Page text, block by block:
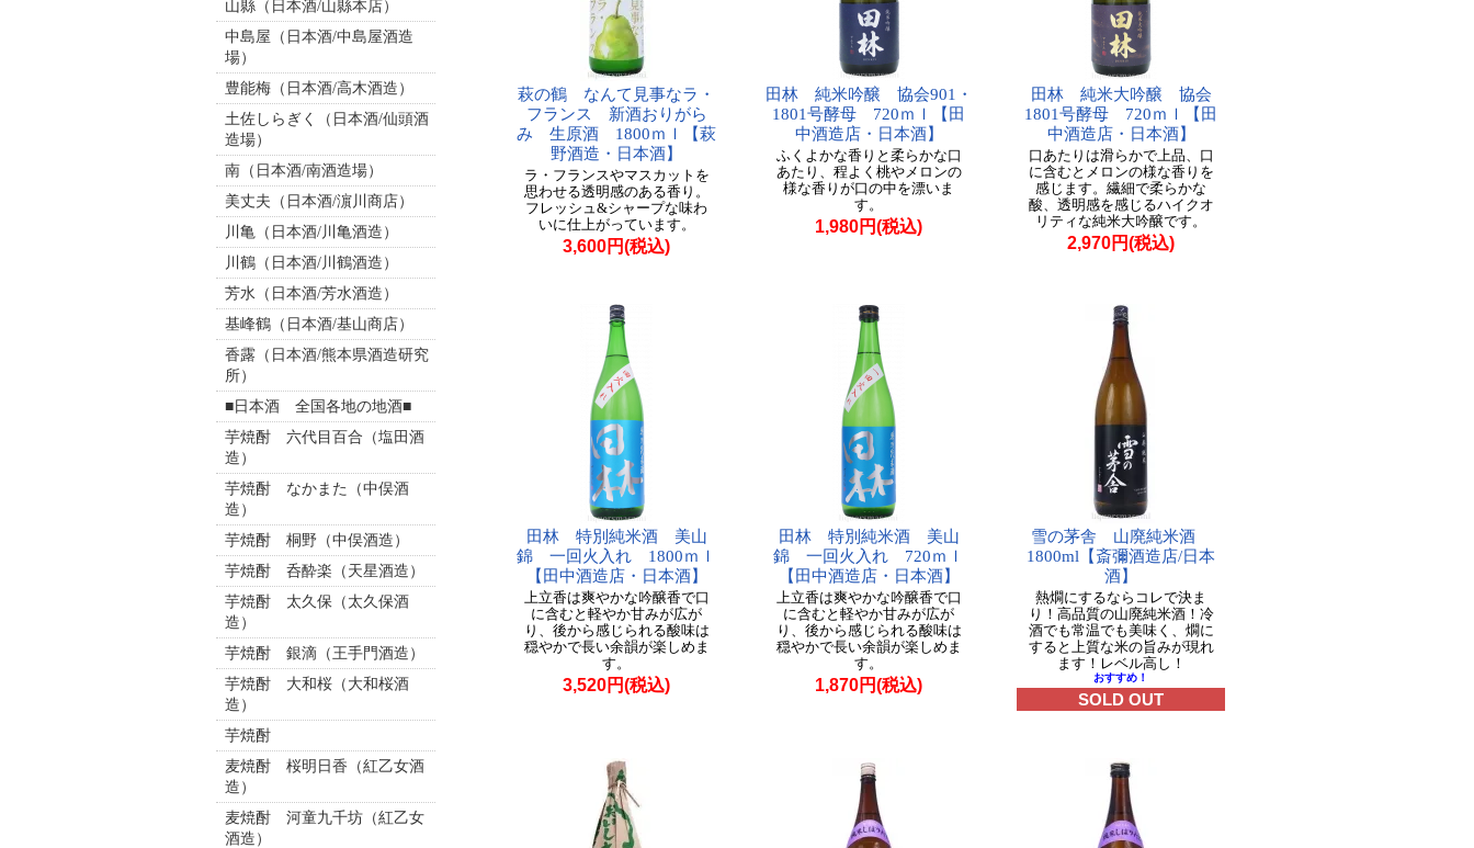
山縣（日本酒/山縣本店）
中島屋（日本酒/中島屋酒造
場）
豊能梅（日本酒/高木酒造）
土佐しらぎく（日本酒/仙頭酒
造場）
南（日本酒/南酒造場）
美丈夫（日本酒/濵川商店）
川亀（日本酒/川亀酒造）
川鶴（日本酒/川鶴酒造）
芳水（日本酒/芳水酒造）
基峰鶴（日本酒/基山商店）
香露（日本酒/熊本県酒造研究
所）
■日本酒 全国各地の地酒■
芋焼酎 六代目百合（塩田酒
造）
芋焼酎 なかまた（中俣酒
造）
芋焼酎 桐野（中俣酒造）
芋焼酎 呑酔楽（天星酒造）
芋焼酎 太久保（太久保酒
造）
芋焼酎 銀滴（王手門酒造）
芋焼酎 大和桜（大和桜酒
造）
芋焼酎
麦焼酎 桜明日香（紅乙女酒
造）
麦焼酎 河童九千坊（紅乙女
酒造）
萩の鶴 なんて見事なラ・
フランス 新酒おりがら
み 生原酒 1800ｍｌ【萩
野酒造・日本酒】
ラ・フランスやマスカットを
思わせる透明感のある香り。
フレッシュ&シャープな味わ
いに仕上がっています。
3,600円(税込)
田林 純米吟醸 協会901・
1801号酵母 720ｍｌ【田
中酒造店・日本酒】
ふくよかな香りと柔らかな口
あたり、程よく桃やメロンの
様な香りが口の中を漂いま
す。
1,980円(税込)
田林 純米大吟醸 協会
1801号酵母 720ｍｌ【田
中酒造店・日本酒】
口あたりは滑らかで上品、口
に含むとメロンの様な香りを
感じます。繊細で柔らかな
酸、透明感を感じるハイクオ
リティな純米大吟醸です。
2,970円(税込)
田林 特別純米酒 美山
錦 一回火入れ 1800ｍｌ
【田中酒造店・日本酒】
上立香は爽やかな吟醸香で口
に含むと軽やか甘みが広が
り、後から感じられる酸味は
穏やかで長い余韻が楽しめま
す。
3,520円(税込)
田林 特別純米酒 美山
錦 一回火入れ 720ｍｌ
【田中酒造店・日本酒】
上立香は爽やかな吟醸香で口
に含むと軽やか甘みが広が
り、後から感じられる酸味は
穏やかで長い余韻が楽しめま
す。
1,870円(税込)
雪の茅舎 山廃純米酒
1800ml【斎彌酒造店/日本
酒】
熱燗にするならコレで決ま
り！高品質の山廃純米酒！冷
酒でも常温でも美味く、燗に
すると上質な米の旨みが現れ
ます！レベル高し！
おすすめ！
SOLD OUT